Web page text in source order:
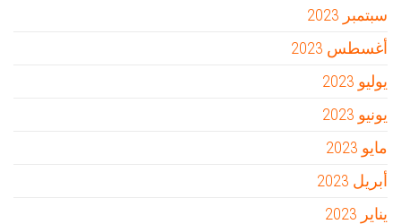
سبتمبر 2023
أغسطس 2023
يوليو 2023
يونيو 2023
مايو 2023
أبريل 2023
يناير 2023